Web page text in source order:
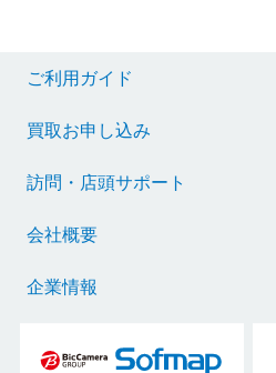
ご利用ガイド
買取お申し込み
訪問・店頭サポート
会社概要
企業情報